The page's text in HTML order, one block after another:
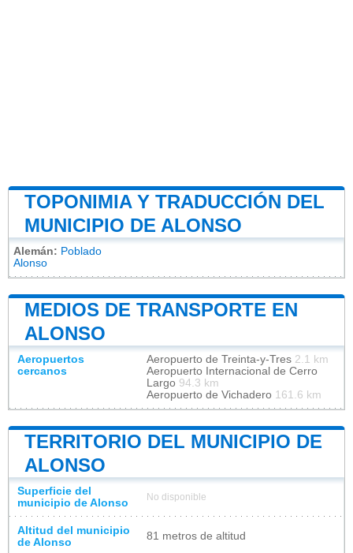
TOPONIMIA Y TRADUCCIÓN DEL
MUNICIPIO DE ALONSO
Alemán: Poblado
Alonso
MEDIOS DE TRANSPORTE EN
ALONSO
Aeropuertos
cercanos
Aeropuerto de Treinta-y-Tres 2.1 km
Aeropuerto Internacional de Cerro
Largo 94.3 km
Aeropuerto de Vichadero 161.6 km
TERRITORIO DEL MUNICIPIO DE
ALONSO
Superficie del
municipio de Alonso
No disponible
Altitud del municipio
de Alonso
81 metros de altitud